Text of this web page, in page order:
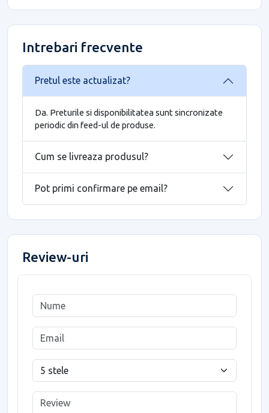
Intrebari frecvente
Pretul este actualizat?
Da. Preturile si disponibilitatea sunt sincronizate
periodic din feed-ul de produse.
Cum se livreaza produsul?
Pot primi confirmare pe email?
Review-uri